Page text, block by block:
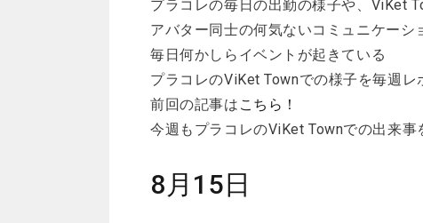
プラコレの毎日の出勤の様子や、ViKet
アバター同士の何気ないコミュニケーシ
毎日何かしらイベントが起きている
プラコレのViKet Townでの様子を毎週レ
前回の記事は こちら！
今週もプラコレのViKet Townでの出来事
8月15日